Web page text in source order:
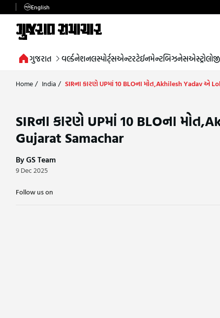
English
ગુજરાત વર્લ્ડનેશનલસ્પોર્ટ્સએન્ટરટેઈનમેન્ટબિઝનેસએસ્ટ્રોલોજી
Home/ India / SIRના કારણે UPમાં 10 BLOના મોત,Akhilesh Yadav એ
SIRના કારણે UPમાં 10 BLOના
Gujarat Samachar
By GS Team
9 Dec 2025
Follow us on